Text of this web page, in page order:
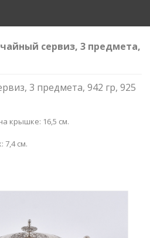
сервиз, 3 предмета,
3 предмета, 942 гр, 925
крышке: 16,5 см.
7,4 см.